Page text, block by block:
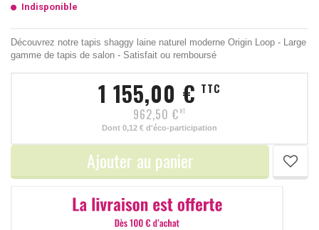
Indisponible
Découvrez notre tapis shaggy laine naturel moderne Origin Loop - Large
gamme de tapis de salon - Satisfait ou remboursé
1 155,00 € TTC
962,50 € HT
Dont 0,12 € d'éco-participation
Ajouter au panier